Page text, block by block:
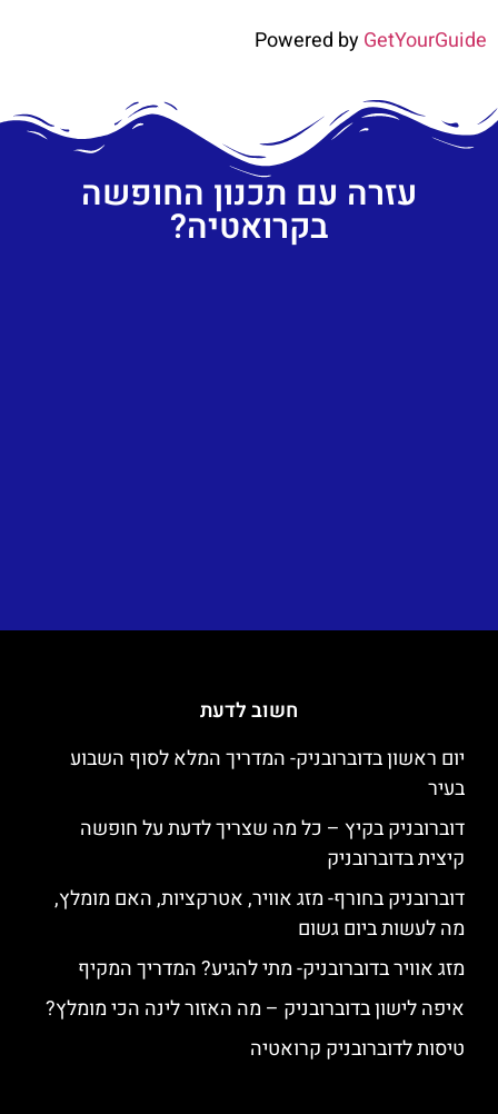
Powered byGetYourGuide
עזרה עם תכנון החופשה
בקרואטיה?
חשוב לדעת
יום ראשון בדוברובניק- המדריך המלא לסוף השבוע
בעיר
דוברובניק בקיץ – כל מה שצריך לדעת על חופשה
קיצית בדוברובניק
דוברובניק בחורף- מזג אוויר, אטרקציות, האם מומלץ,
מה לעשות ביום גשום
מזג אוויר בדוברובניק- מתי להגיע? המדריך המקיף
איפה לישון בדוברובניק – מה האזור לינה הכי מומלץ?
טיסות לדוברובניק קרואטיה